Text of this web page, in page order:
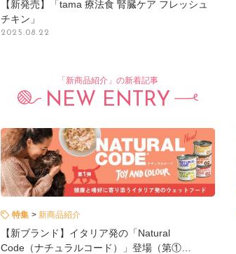
【新発売】「tama 療法食 腎臓ケア フレッシュ
チキン」
2025.08.22
「新商品紹介」の新着記事
NEW ENTRY
特集 新商品紹介
【新ブランド】イタリア発の「Natural
Code（ナチュラルコード）」登場（第①…